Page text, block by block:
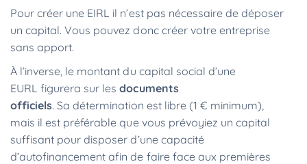
Pour créer une EIRL il n’est pas nécessaire de déposer
un capital. Vous pouvez donc créer votre entreprise
sans apport.
À l’inverse, le montant du capital social d’une
EURL figurera sur lesdocuments
officiels. Sa détermination est libre (1 € minimum),
mais il est préférable que vous prévoyiez un capital
suffisant pour disposer d’une capacité
d’autofinancement afin de faire face aux premières